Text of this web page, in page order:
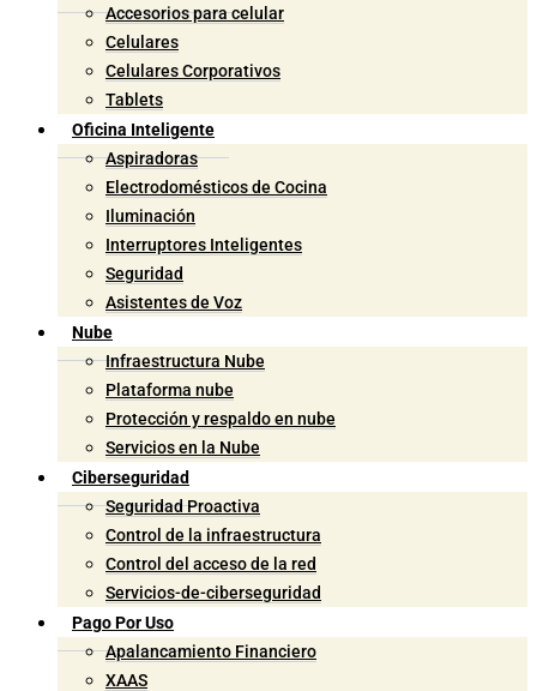
Accesorios para celular
Celulares
Celulares Corporativos
Tablets
Oficina Inteligente
Aspiradoras
Electrodomésticos de Cocina
Iluminación
Interruptores Inteligentes
Seguridad
Asistentes de Voz
Nube
Infraestructura Nube
Plataforma nube
Protección y respaldo en nube
Servicios en la Nube
Ciberseguridad
Seguridad Proactiva
Control de la infraestructura
Control del acceso de la red
Servicios-de-ciberseguridad
Pago Por Uso
Apalancamiento Financiero
XAAS